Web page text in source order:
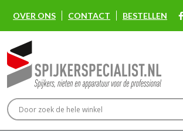
OVER ONS CONTACT BESTELLEN